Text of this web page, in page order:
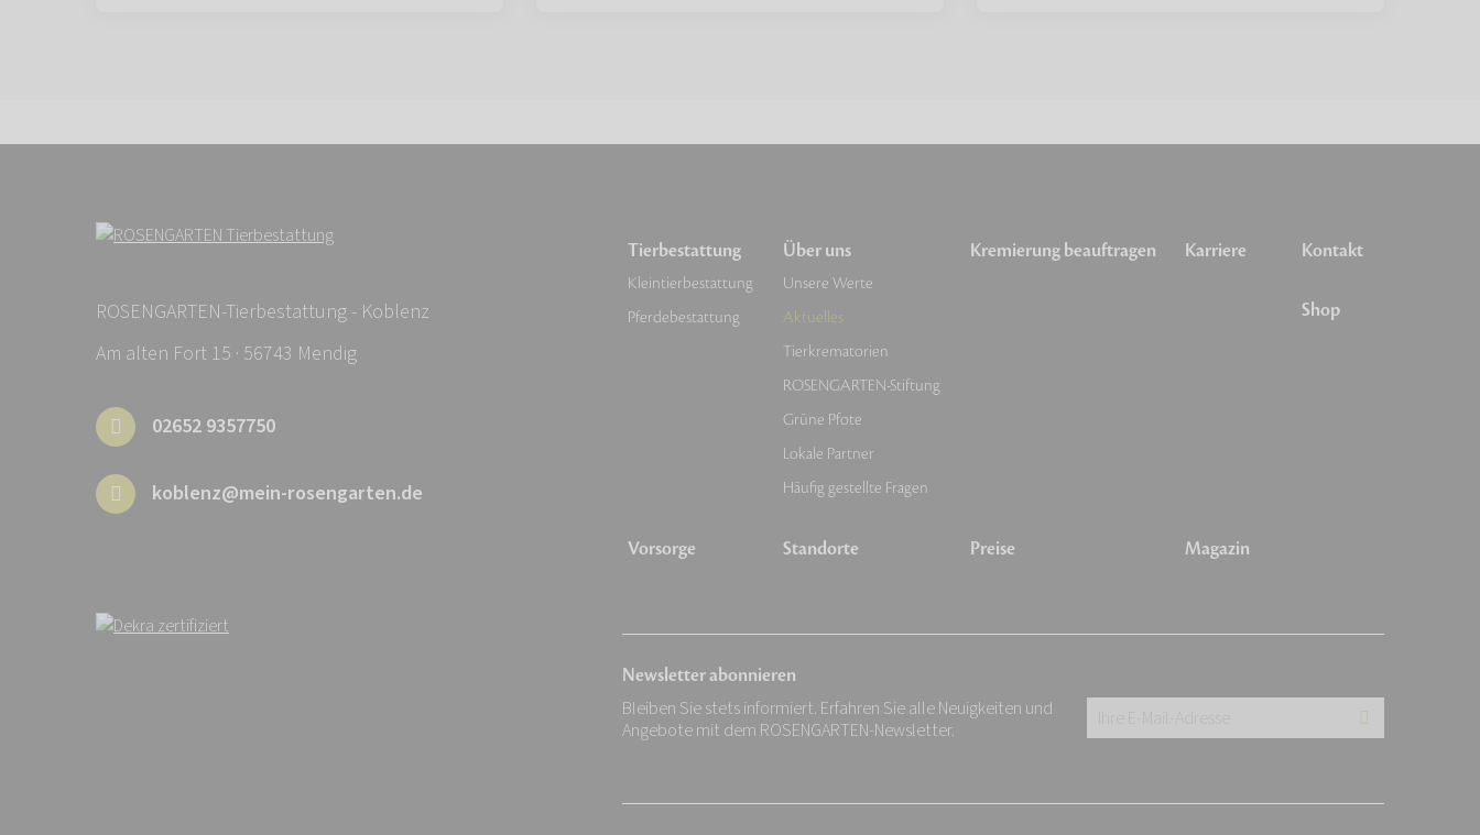
ROSENGARTEN-Tierbestattung - Koblenz
Am alten Fort 15 · 56743 Mendig
02652 9357750
koblenz@mein-rosengarten.de
Tierbestattung
Kleintierbestattung
Pferdebestattung
Vorsorge
Über uns
Unsere Werte
Aktuelles
Tierkrematorien
ROSENGARTEN-Stiftung
Grüne Pfote
Lokale Partner
Häufig gestellte Fragen
Standorte
Kremierung beauftragen
Preise
Karriere
Magazin
Kontakt
Shop
Newsletter abonnieren
Bleiben Sie stets informiert. Erfahren Sie alle Neuigkeiten und
Angebote mit dem ROSENGARTEN-Newsletter.
E-